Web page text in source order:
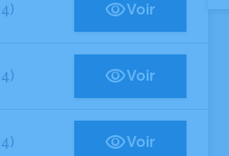
Voir
Voir
Voir